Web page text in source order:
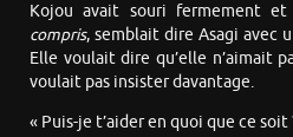
Kojou avait souri fermement
compris, semblait dire Asagi avec
Elle voulait dire qu’elle n’aimait
voulait pas insister davantage.
« Puis-je t’aider en quoi que ce